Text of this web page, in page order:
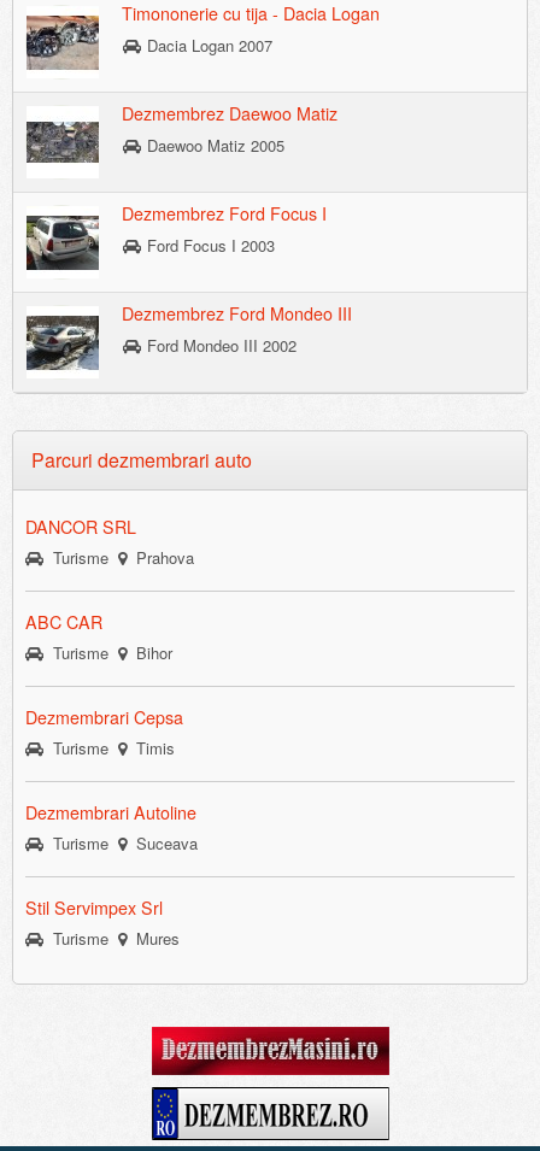
Timononerie cu tija - Dacia Logan
Dacia Logan 2007
Dezmembrez Daewoo Matiz
Daewoo Matiz 2005
Dezmembrez Ford Focus I
Ford Focus I 2003
Dezmembrez Ford Mondeo III
Ford Mondeo III 2002
Parcuri dezmembrari auto
DANCOR SRL
Turisme Prahova
ABC CAR
Turisme Bihor
Dezmembrari Cepsa
Turisme Timis
Dezmembrari Autoline
Turisme Suceava
Stil Servimpex Srl
Turisme Mures